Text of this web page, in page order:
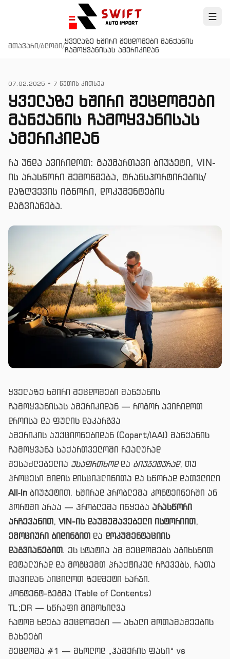
მთავარი/ბლოგი/ყველაზე ხშირი შეცდომები მანქანის
ჩამოყვანისას ამერიკიდან
07.02.2025 • 7 წუთის კითხვა
ყველაზე ხშირი შეცდომები
მანქანის ჩამოყვანისას
ამერიკიდან
რა უნდა ავირიდოთ: გაუმართავი ბიუჯეტი, VIN-
ის არასწორი შემოწმება, ტრანსპორტირების/
დაზღვევის იგნორი, დოკუმენტების
დაგვიანება.
ყველაზე ხშირი შეცდომები მანქანის
ჩამოყვანისას ამერიკიდან — როგორ ავირიდოთ
დროისა და ფულის დაკარგვა
ამერიკის აუქციონებიდან (Copart/IAAI) მანქანის
ჩამოყვანა საქართველოში რეალურად
შესაძლებელია უსაფრთხოდდა ბიუჯეტურად, თუ
პროცესი მიდის დისციპლინითა და სწორად დათვლილი
All‑In ბიუჯეტით. ხშირად პრობლემა კონტეინერში ან
პორტში არაა — პრობლემა იწყება არასწორი
არჩევანით, VIN-ის დაუმუშავებელი ისტორიით,
ემოციური ბიდინგით და დოკუმენტაციის
დაგვიანებით. ეს სტატია ამ შეცდომებს აგიხსნით
დეტალურად და მოგცემთ პრაქტიკულ რჩევებს, რათა
თავიდან აიცილოთ ზედმეტი ხარჯი.
კონტენტ-გეგმა (Table of Contents)
TL;DR — სწრაფი მიმოხილვა
რატომ ხდება შეცდომები — ახალი მოთამაშეების
მახეები
შეცდომა #1 — მხოლოდ „ჰამერის ფასი“ vs